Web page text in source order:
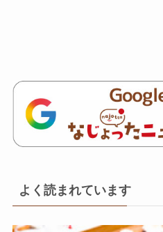
よく読まれています